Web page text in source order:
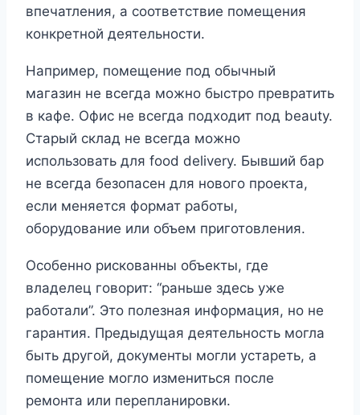
впечатления, а соответствие помещения
конкретной деятельности.
Например, помещение под обычный
магазин не всегда можно быстро превратить
в кафе. Офис не всегда подходит под beauty.
Старый склад не всегда можно
использовать для food delivery. Бывший бар
не всегда безопасен для нового проекта,
если меняется формат работы,
оборудование или объем приготовления.
Особенно рискованны объекты, где
владелец говорит: “раньше здесь уже
работали”. Это полезная информация, но не
гарантия. Предыдущая деятельность могла
быть другой, документы могли устареть, а
помещение могло измениться после
ремонта или перепланировки.